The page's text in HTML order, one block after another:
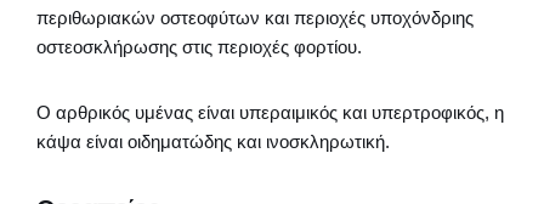
περιθωριακών οστεοφύτων και περιοχές υποχόνδριης
οστεοσκλήρωσης στις περιοχές φορτίου.
Ο αρθρικός υμένας είναι υπεραιμικός και υπερτροφικός, η
κάψα είναι οιδηματώδης και ινοσκληρωτική.